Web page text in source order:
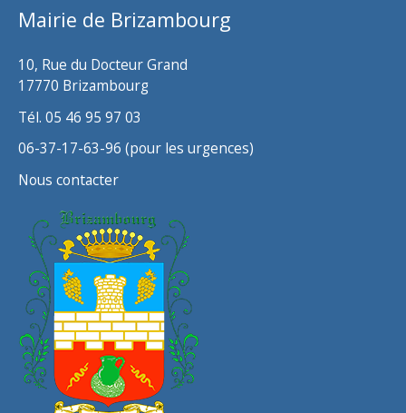
Mairie de Brizambourg
10, Rue du Docteur Grand
17770 Brizambourg
Tél. 05 46 95 97 03
06-37-17-63-96 (pour les urgences)
Nous contacter